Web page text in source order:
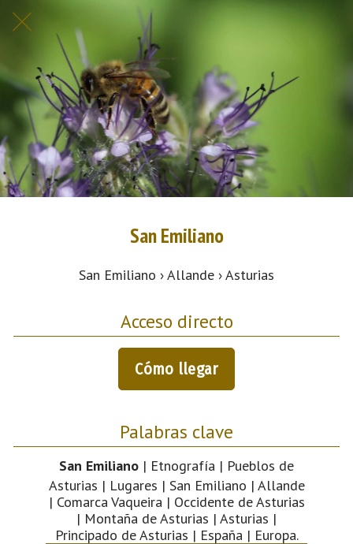
San Emiliano
San Emiliano › Allande › Asturias
Acceso directo
Cómo llegar
Palabras clave
San Emiliano | Etnografía | Pueblos de
Asturias | Lugares | San Emiliano | Allande
| Comarca Vaqueira | Occidente de Asturias
| Montaña de Asturias | Asturias |
Principado de Asturias | España | Europa.